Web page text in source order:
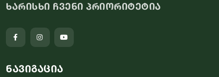
ხარისხი ჩვენი პრიორიტეტია
ნავიგაცია